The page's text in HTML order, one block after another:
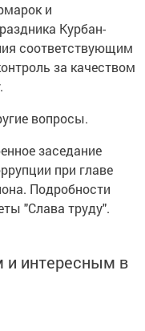
и
Курбан-
соответствующим
за качеством
вопросы.
заседание
при главе
Подробности
"Слава труду".
интересным в